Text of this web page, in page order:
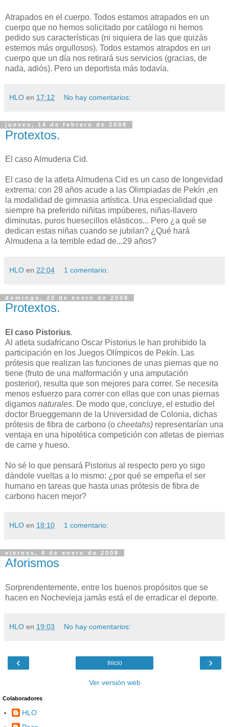
Atrapados en el cuerpo. Todos estamos atrapados en un
cuerpo que no hemos solicitado por catálogo ni hemos
pedido sus características (ni siquiera de las que quizás
estemos más orgullosos). Todos estamos atrapdos en un
cuerpo que un día nos retirará sus servicios (gracias, de
nada, adiós). Pero un deportista más todavía.
HLO en 17:12 No hay comentarios:
jueves, 14 de febrero de 2008
Protextos.
El caso Almudena Cid.
El caso de la atleta Almudena Cid es un caso de longevidad
extrema: con 28 años acude a las Olimpiadas de Pekín ,en
la modalidad de gimnasia artística. Una especialidad que
siempre ha preferido niñitas impúberes, niñas-llavero
diminutas, puros huesecillos elásticos... Pero ¿a qué se
dedican estas niñas cuando se jubilan? ¿Qué hará
Almudena a la terrible edad de...29 años?
HLO en 22:04 1 comentario:
domingo, 20 de enero de 2008
Protextos.
El caso Pistorius.
Al atleta sudafricano Oscar Pistorius le han prohibido la
participación en los Juegos Olímpicos de Pekín. Las
prótesis que realizan las funciones de unas piernas que no
tiene (fruto de una malformación y una amputación
posterior), resulta que son mejores para correr. Se necesita
menos esfuerzo para correr con ellas que con unas piernas
digamos naturales. De modo que, concluye, el estudio del
doctor Brueggemann de la Universidad de Colonia, dichas
prótesis de fibra de carbono (o cheetahs) representarían una
ventaja en una hipotética competición con atletas de piernas
de carne y hueso.
No sé lo que pensará Pistorius al respecto pero yo sigo
dándole vueltas a lo mismo: ¿por qué se empeña el ser
humano en tareas que hasta unas prótesis de fibra de
carbono hacen mejor?
HLO en 18:10 1 comentario:
viernes, 4 de enero de 2008
Aforismos
Sorprendentemente, entre los buenos propósitos que se
hacen en Nochevieja jamás está el de erradicar el deporte.
HLO en 19:03 No hay comentarios:
‹ ›
Inicio
Ver versión web
Colaboradores
HLO